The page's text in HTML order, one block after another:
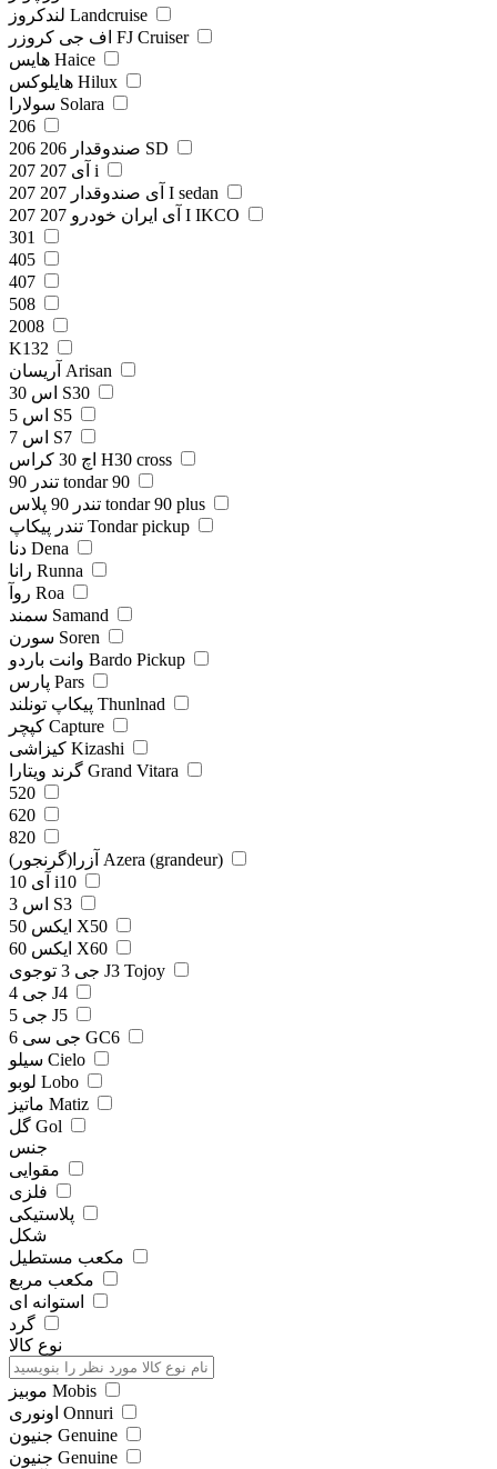
لندکروز Landcruise
اف جی کروزر FJ Cruiser
هایس Haice
هایلوکس Hilux
سولارا Solara
206
206 صندوقدار 206 SD
207 آی 207 i
207 آی صندوقدار 207 I sedan
207 آی ایران خودرو 207 I IKCO
301
405
407
508
2008
K132
آریسان Arisan
اس 30 S30
اس 5 S5
اس 7 S7
اچ 30 کراس H30 cross
تندر 90 tondar 90
تندر 90 پلاس tondar 90 plus
تندر پیکاپ Tondar pickup
دنا Dena
رانا Runna
روآ Roa
سمند Samand
سورن Soren
وانت باردو Bardo Pickup
پارس Pars
پیکاپ تونلند Thunlnad
کپچر Capture
کیزاشی Kizashi
گرند ویتارا Grand Vitara
520
620
820
آزرا(گرنجور) Azera (grandeur)
آی 10 i10
اس 3 S3
ایکس 50 X50
ایکس 60 X60
جی 3 توجوی J3 Tojoy
جی 4 J4
جی 5 J5
جی سی 6 GC6
سیلو Cielo
لوبو Lobo
ماتیز Matiz
گل Gol
جنس
شکل
نوع کالا
موبیز Mobis
اونوری Onnuri
جنیون Genuine
جنیون Genuine